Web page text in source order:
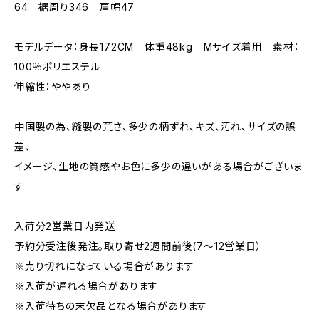
64 裾周り346 肩幅47
モデルデータ：身長172CM 体重48kg Mサイズ着用 素材：
100％ポリエステル
伸縮性：ややあり
中国製の為、縫製の荒さ、多少の柄ずれ、キズ、汚れ、サイズの誤
差、
イメージ、生地の質感やお色に多少の違いがある場合がございま
す
入荷分2営業日内発送
予約分受注後発注。取り寄せ2週間前後(7～12営業日）
※売り切れになっている場合があります
※入荷が遅れる場合があります
※入荷待ちの末欠品となる場合があります